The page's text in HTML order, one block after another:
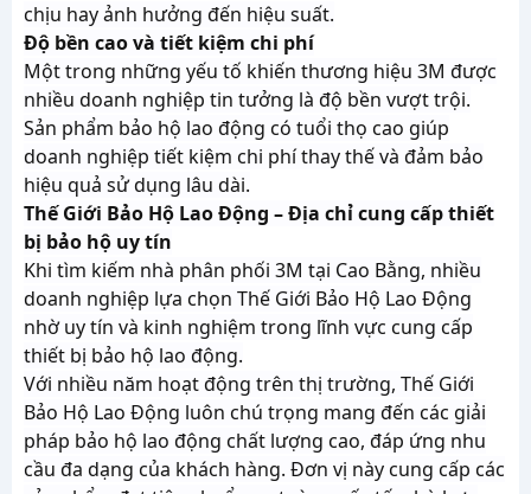
chịu hay ảnh hưởng đến hiệu suất.
Độ bền cao và tiết kiệm chi phí
Một trong những yếu tố khiến thương hiệu 3M được
nhiều doanh nghiệp tin tưởng là độ bền vượt trội.
Sản phẩm bảo hộ lao động có tuổi thọ cao giúp
doanh nghiệp tiết kiệm chi phí thay thế và đảm bảo
hiệu quả sử dụng lâu dài.
Thế Giới Bảo Hộ Lao Động – Địa chỉ cung cấp thiết
bị bảo hộ uy tín
Khi tìm kiếm nhà phân phối 3M tại Cao Bằng, nhiều
doanh nghiệp lựa chọn Thế Giới Bảo Hộ Lao Động
nhờ uy tín và kinh nghiệm trong lĩnh vực cung cấp
thiết bị bảo hộ lao động.
Với nhiều năm hoạt động trên thị trường, Thế Giới
Bảo Hộ Lao Động luôn chú trọng mang đến các giải
pháp bảo hộ lao động chất lượng cao, đáp ứng nhu
cầu đa dạng của khách hàng. Đơn vị này cung cấp các